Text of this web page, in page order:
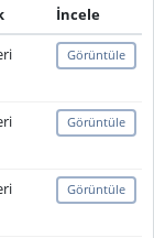
İncele
Görüntüle
Görüntüle
Görüntüle